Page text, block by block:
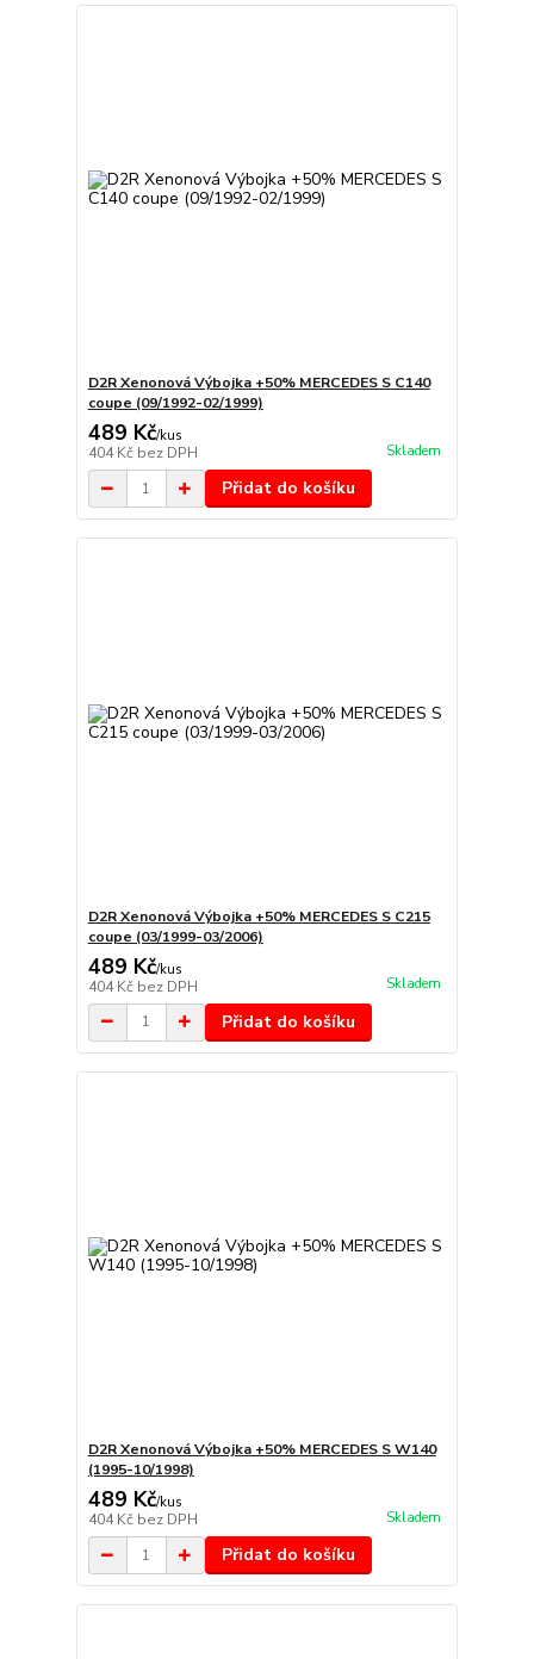
D2R Xenonová Výbojka +50% MERCEDES S C140
coupe (09/1992-02/1999)
489 Kč/kus
404 Kč bez DPH Skladem
Přidat do košíku
D2R Xenonová Výbojka +50% MERCEDES S C215
coupe (03/1999-03/2006)
489 Kč/kus
404 Kč bez DPH Skladem
Přidat do košíku
D2R Xenonová Výbojka +50% MERCEDES S W140
(1995-10/1998)
489 Kč/kus
404 Kč bez DPH Skladem
Přidat do košíku